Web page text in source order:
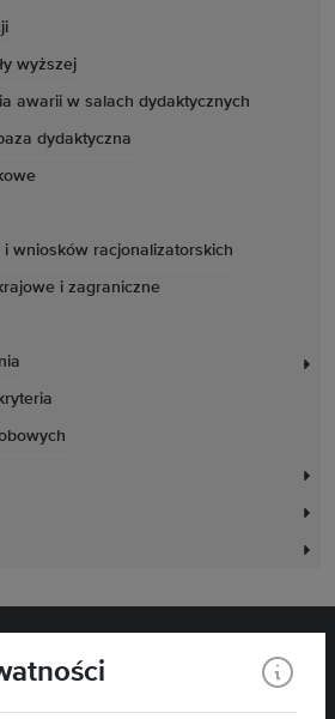
wyższej
awarii w salach dydaktycznych
dydaktyczna
i wniosków racjonalizatorskich
i zagraniczne